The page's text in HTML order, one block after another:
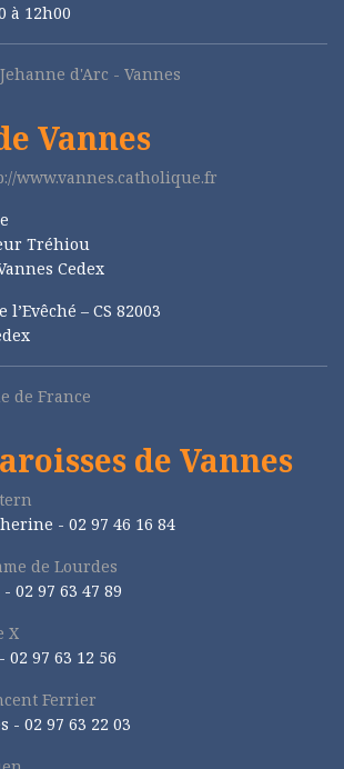
à 12h00
d'Arc - Vannes
Vannes
www.vannes.catholique.fr
Tréhiou
Cedex
– CS 82003
de France
de Vannes
- 02 97 46 16 84
de Lourdes
- 02 97 63 47 89
X
02 97 63 12 56
Ferrier
- 02 97 63 22 03